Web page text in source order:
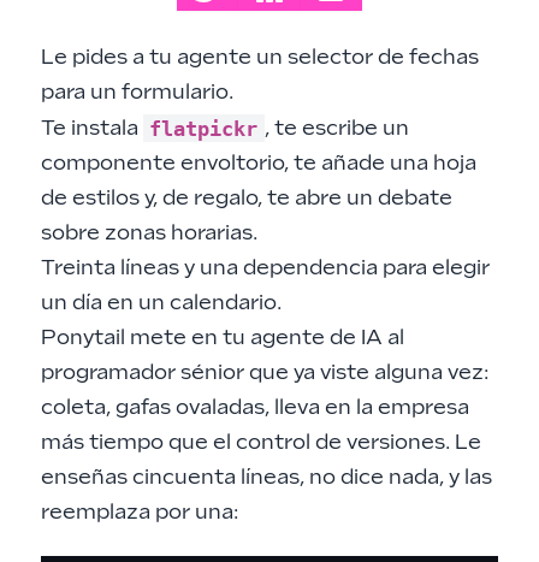
Le pides a tu agente un selector de fechas
para un formulario.
Te instala flatpickr , te escribe un
componente envoltorio, te añade una hoja
de estilos y, de regalo, te abre un debate
sobre zonas horarias.
Treinta líneas y una dependencia para elegir
un día en un calendario.
Ponytail mete en tu agente de IA al
programador sénior que ya viste alguna vez:
coleta, gafas ovaladas, lleva en la empresa
más tiempo que el control de versiones. Le
enseñas cincuenta líneas, no dice nada, y las
reemplaza por una: